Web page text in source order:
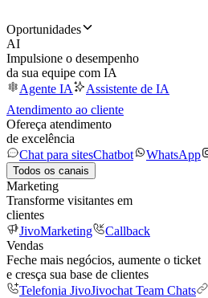
Oportunidades
AI
Impulsione o desempenho
da sua equipe com IA
Agente IA
Assistente de IA
Atendimento ao cliente
Ofereça atendimento
de excelência
Chat para sitesChatbot WhatsApp
Todos os canais
Marketing
Transforme visitantes em
clientes
JivoMarketing
Callback
Vendas
Feche mais negócios, aumente o ticket
e cresça sua base de clientes
Telefonia JivoJivochat Team Chats